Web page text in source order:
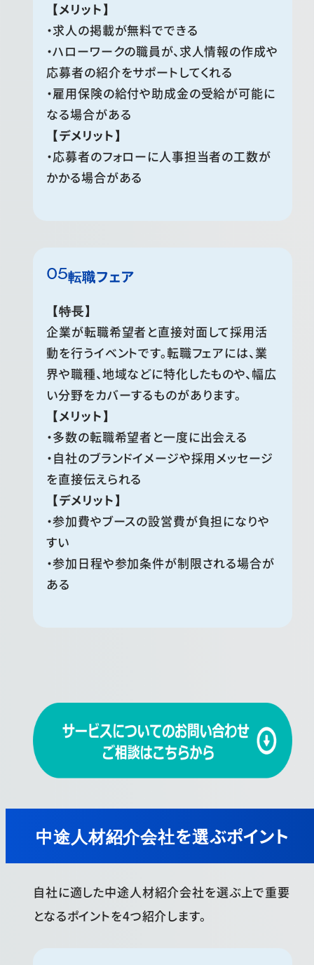
【メリット】
・求人の掲載が無料でできる
・ハローワークの職員が、求人情報の作成や
応募者の紹介をサポートしてくれる
・雇用保険の給付や助成金の受給が可能に
なる場合がある
【デメリット】
・応募者のフォローに人事担当者の工数が
かかる場合がある
転職フェア
【特長】
企業が転職希望者と直接対面して採用活
動を行うイベントです。転職フェアには、業
界や職種、地域などに特化したものや、幅広
い分野をカバーするものがあります。
【メリット】
・多数の転職希望者と一度に出会える
・自社のブランドイメージや採用メッセージ
を直接伝えられる
【デメリット】
・参加費やブースの設営費が負担になりや
すい
・参加日程や参加条件が制限される場合が
ある
中途人材紹介会社を選ぶポイント
自社に適した中途人材紹介会社を選ぶ上で重要
となるポイントを4つ紹介します。